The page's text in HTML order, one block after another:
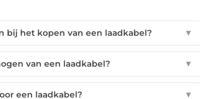
bij het kopen van een laadkabel? ▼
van een laadkabel? ▼
een laadkabel? ▼